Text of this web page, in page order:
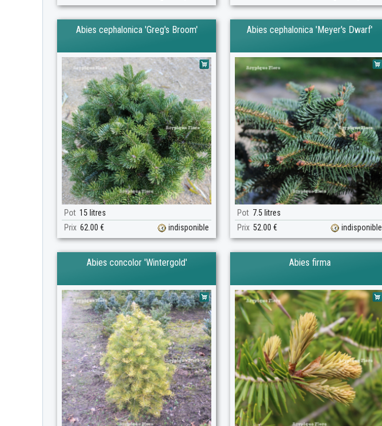
Abies cephalonica 'Greg's Broom'
Pot 15 litres
Prix 62.00 € indisponible
Abies cephalonica 'Meyer's Dwarf'
Pot 7.5 litres
Prix 52.00 € indisponible
Abies concolor 'Wintergold' Abies firma